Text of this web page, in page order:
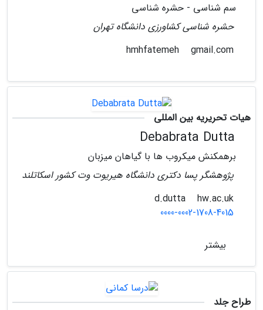
سم شناسی - حشره شناسی
حشره شناسی کشاورزی دانشگاه تهران
gmail.com
هیات تحریریه بین المللی
برهمکنش میکروب ها با گیاهان میزبان
پژوهشگر پسا دکتری دانشگاه هیریوت وت کشور اسکاتلند
hw.ac.uk
0000-0002-1708-4015
بیشتر
طراح جلد